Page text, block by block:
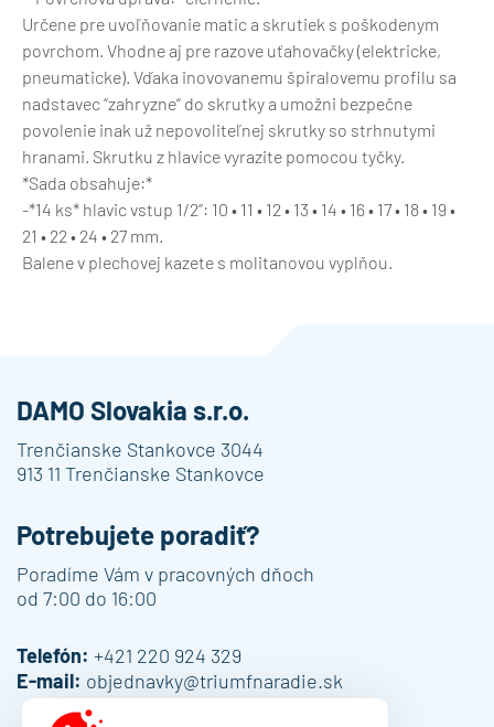
Určene pre uvoľňovanie matic a skrutiek s poškodenym
povrchom. Vhodne aj pre razove uťahovačky (elektricke,
pneumaticke). Vďaka inovovanemu špiralovemu profilu sa
nadstavec “zahryzne“ do skrutky a umožni bezpečne
povolenie inak už nepovoliteľnej skrutky so strhnutymi
hranami. Skrutku z hlavice vyrazite pomocou tyčky.
*Sada obsahuje:*
-*14 ks* hlavic vstup 1/2”: 10 • 11 • 12 • 13 • 14 • 16 • 17 • 18 • 19 •
21 • 22 • 24 • 27 mm.
Balene v plechovej kazete s molitanovou vyplňou.
DAMO Slovakia s.r.o.
Trenčianske Stankovce 3044
913 11 Trenčianske Stankovce
Potrebujete poradiť?
Poradíme Vám v pracovných dňoch
od 7:00 do 16:00
Telefón: +421 220 924 329
E-mail: objednavky@triumfnaradie.sk